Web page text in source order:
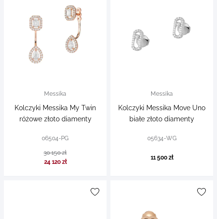
Messika
Kolczyki Messika My Twin
różowe złoto diamenty
06504-PG
30 150 zł
24 120 zł
Messika
Kolczyki Messika Move Uno
białe złoto diamenty
05634-WG
11 500 zł